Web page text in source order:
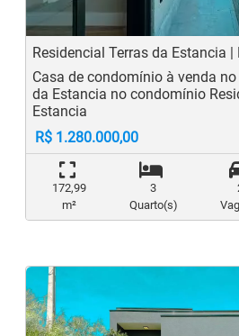
Residencial Terras da Estancia |
Casa de condomínio à venda
da Estancia no condomínio
Estancia
R$ 1.280.000,00
172,99
m²
3
Quarto(s)